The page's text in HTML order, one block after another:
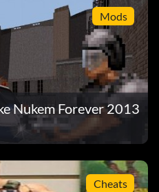
Mods
Nukem Forever 2013
Cheats